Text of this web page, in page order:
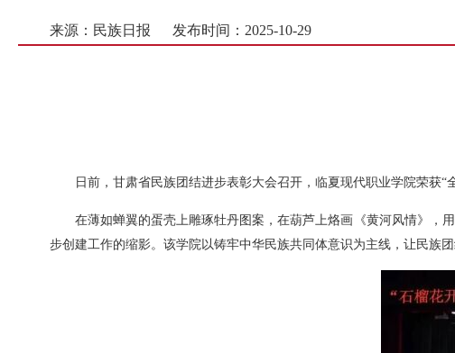
来源：民族日报 发布时间：2025-10-29
日前，甘肃省民族团结进步表彰大会召开，临夏现代职业学院荣获“
在薄如蝉翼的蛋壳上雕琢牡丹图案，在葫芦上烙画《黄河风情》
步创建工作的缩影。该学院以铸牢中华民族共同体意识为主线，让民族团